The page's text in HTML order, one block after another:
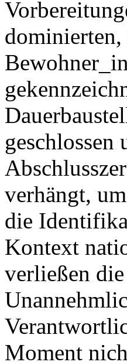
dominierten,
verhängt,
die
Kontext
verließen
Moment